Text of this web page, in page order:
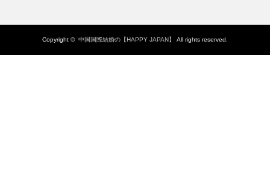
Copyright © 中国国際結婚の【HAPPY JAPAN】 All rights reserved.